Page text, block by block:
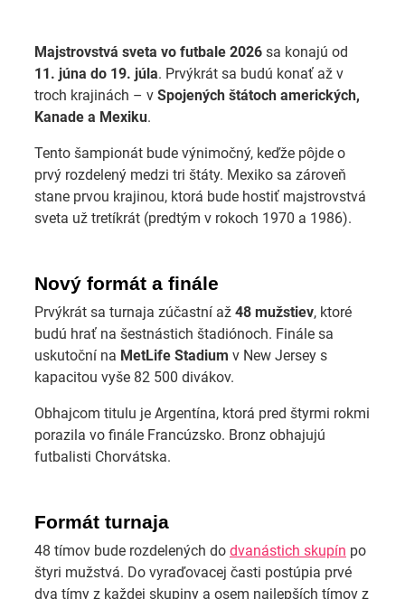
Majstrovstvá sveta vo futbale 2026 sa konajú od
11. júna do 19. júla. Prvýkrát sa budú konať až v
troch krajinách – v Spojených štátoch amerických,
Kanade a Mexiku.
Tento šampionát bude výnimočný, keďže pôjde o
prvý rozdelený medzi tri štáty. Mexiko sa zároveň
stane prvou krajinou, ktorá bude hostiť majstrovstvá
sveta už tretíkrát (predtým v rokoch 1970 a 1986).
Nový formát a finále
Prvýkrát sa turnaja zúčastní až 48 mužstiev, ktoré
budú hrať na šestnástich štadiónoch. Finále sa
uskutoční na MetLife Stadium v New Jersey s
kapacitou vyše 82 500 divákov.
Obhajcom titulu je Argentína, ktorá pred štyrmi rokmi
porazila vo finále Francúzsko. Bronz obhajujú
futbalisti Chorvátska.
Formát turnaja
48 tímov bude rozdelených do dvanástich skupín po
štyri mužstvá. Do vyraďovacej časti postúpia prvé
dva tímy z každej skupiny a osem najlepších tímov z